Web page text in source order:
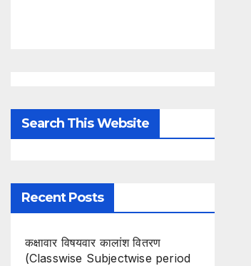
Search This Website
Recent Posts
कक्षावार विषयवार कालांश वितरण
(Classwise Subjectwise period